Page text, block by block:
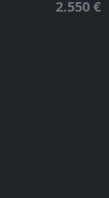
2.550 €